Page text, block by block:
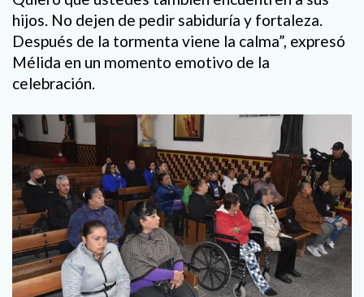
hijos. No dejen de pedir sabiduría y fortaleza.
Después de la tormenta viene la calma”, expresó
Mélida en un momento emotivo de la
celebración.